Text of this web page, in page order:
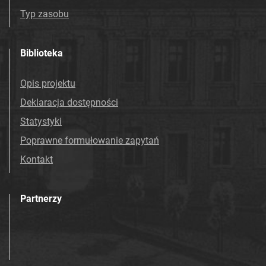
Mościcach. 1993
Mościcach. 1994
Azotowych Spółka Akcyjna w Tarnowie-
Mościcach. 1995
Tarnowskie Azoty : tygodnik Zakładów
Azotowych Spółka Akcyjna w Tarnowie-
Tarnowskie Azoty : tygodnik. 1997
Tarnowskie Azoty : tygodnik. 1999
Typ zasobu
Biblioteka
Opis projektu
Deklaracja dostępności
Statystyki
Poprawne formułowanie zapytań
Kontakt
Partnerzy